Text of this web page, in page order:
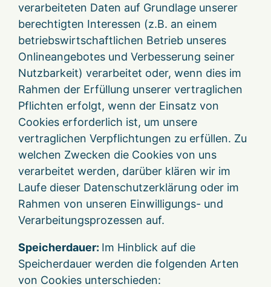
verarbeiteten Daten auf Grundlage unserer
berechtigten Interessen (z.B. an einem
betriebswirtschaftlichen Betrieb unseres
Onlineangebotes und Verbesserung seiner
Nutzbarkeit) verarbeitet oder, wenn dies im
Rahmen der Erfüllung unserer vertraglichen
Pflichten erfolgt, wenn der Einsatz von
Cookies erforderlich ist, um unsere
vertraglichen Verpflichtungen zu erfüllen. Zu
welchen Zwecken die Cookies von uns
verarbeitet werden, darüber klären wir im
Laufe dieser Datenschutzerklärung oder im
Rahmen von unseren Einwilligungs- und
Verarbeitungsprozessen auf.
Speicherdauer: Im Hinblick auf die
Speicherdauer werden die folgenden Arten
von Cookies unterschieden: